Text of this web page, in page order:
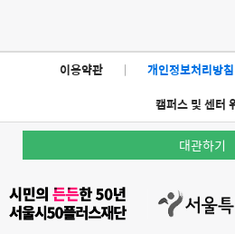
이용약관 | 개인정보처리방침
캠퍼스 및 센터
대관하기